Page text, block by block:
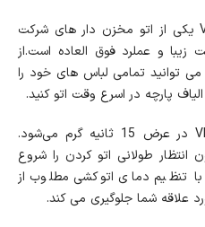
اتو بخار مخزن دار فکر VERONICA یکی از اتو مخزن دار های شرکت
و عملرد فوق العاده است.از
طریق اتو بخار ورونیکا VERONICA می توانید تمامی لباس های خود را
پارچه در اسرع وقت اتو کنید.
کفی اتو بخار فکر مدل VERONICA در عرض 15 ثانیه گرم می‌شود.
انتظار طولانی اتو کردن را شروع
با تنظیم دمای اتوکشی مطلوب از
علاقه شما جلوگیری می کند.